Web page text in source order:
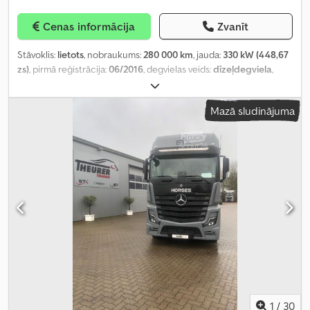
Cenas informācija Zvanīt
Stāvoklis: lietots, nobraukums:280 000 km, jauda: 330 kW (448,67
zs), pirmā reģistrācija:06/2016, degvielas veids:dīzeļdegviela,
, asu konfigurācija:
pārbaude (TÜV):10/2026, krāsa:zils, pārnesuma veids:
, Aprīkojums:ABS, elektroniskā
navigācijas sistēma, stāvvietas sildītājs,
Mazā sludinājuma
1 / 30